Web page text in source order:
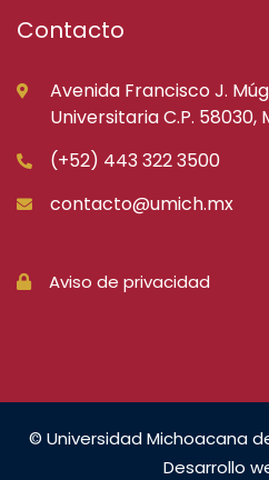
Contacto
Avenida Francisco J.
Universitaria C.P.
(+52) 443 322 3500
contacto@umich.mx
Aviso de privacidad
© Universidad Michoacana
Desarrollo